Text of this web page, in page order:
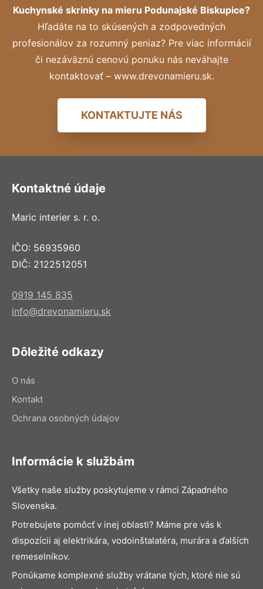
Kuchynské skrinky na mieru Podunajské Biskupice?
Hľadáte na to skúsených a zodpovedných
profesionálov za rozumný peniaz? Pre viac informácií
či nezáväznú cenovú ponuku nás neváhajte
kontaktovať – www.drevonamieru.sk.
KONTAKTUJTE NÁS
Kontaktné údaje
Maric interier s. r. o.
IČO: 56935960
DIČ: 2122512051
0919 145 835
info@drevonamieru.sk
Dôležité odkazy
O nás
Kontakt
Ochrana osobných údajov
Informácie k službám
Všetky naše služby poskytujeme v rámci Západného
Slovenska.
Potrebujete pomôcť v inej oblasti? Máme pre vás k
dispozícii aj elektrikára, vodoinštalatéra, murára a ďalších
remeselníkov.
Ponúkame komplexné služby vrátane tých, ktoré nie sú